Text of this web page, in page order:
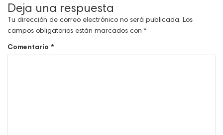
Deja una respuesta
Tu dirección de correo electrónico no será publicada. Los
campos obligatorios están marcados con *
Comentario *